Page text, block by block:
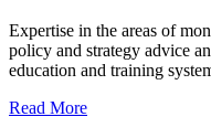
Expertise in the areas of
policy and strategy advice
education and training
Read More